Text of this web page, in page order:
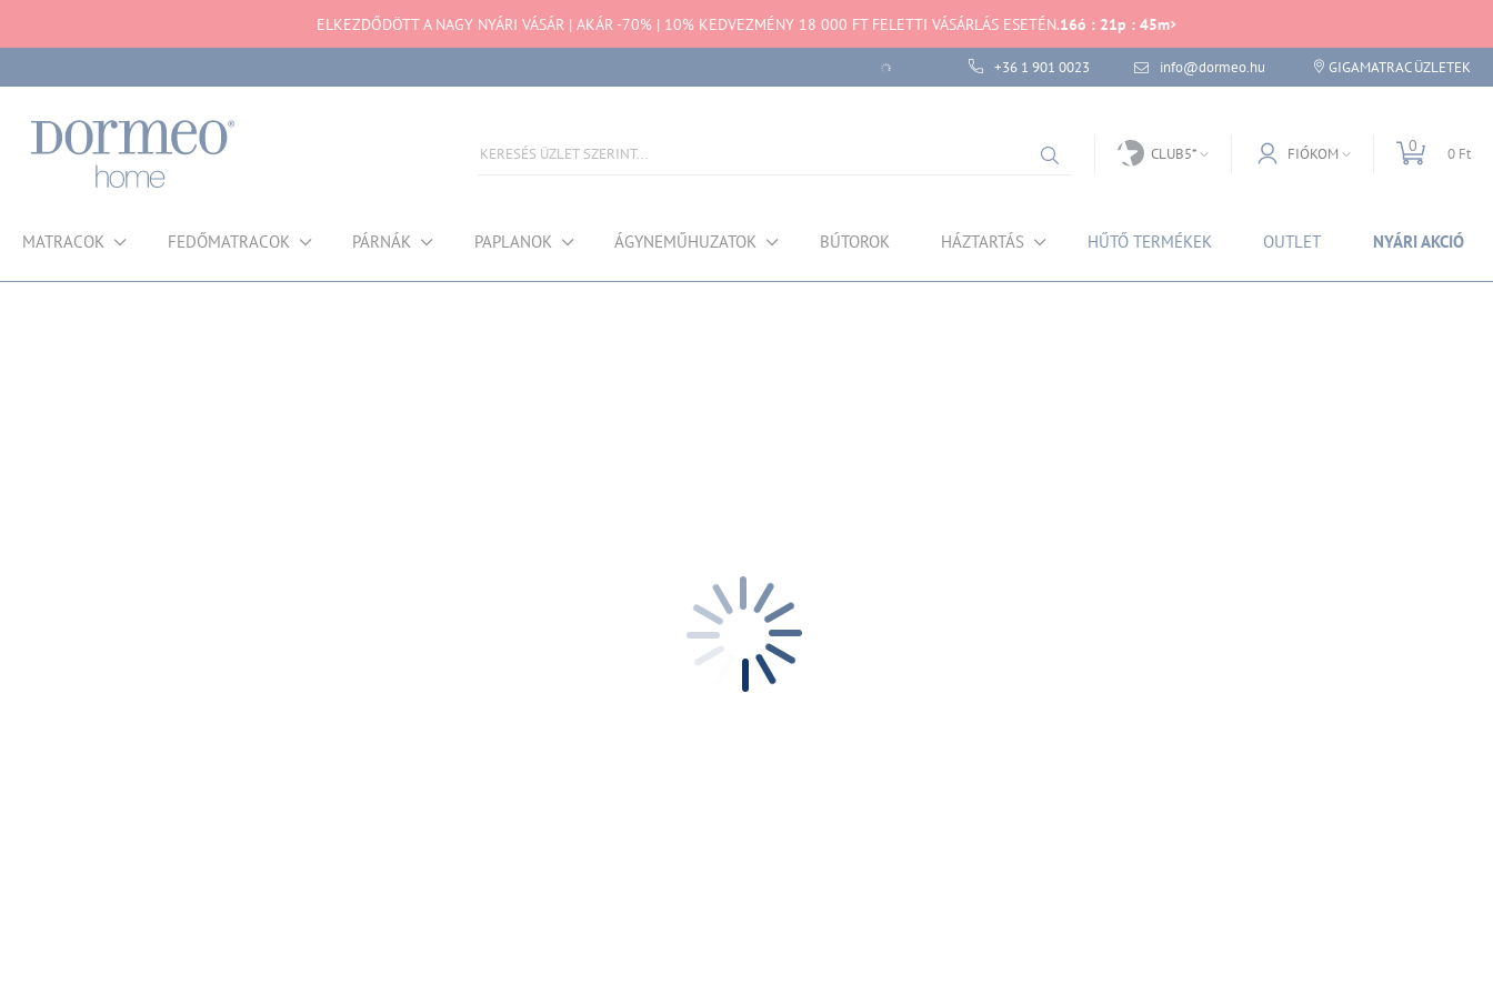
ELKEZDŐDÖTT A NAGY NYÁRI VÁSÁR | AKÁR -70% | 10% KEDVEZMÉNY 18 000 FT FELETTI VÁSÁRLÁS ESETÉN.16ó : 21p : 45m
+36 1 901 0023 info@dormeo.hu GIGAMATRAC ÜZLETEK
CLUB5* FIÓKOM 0 0 Ft
MATRACOK FEDŐMATRACOK PÁRNÁK PAPLANOK ÁGYNEMŰHUZATOK BÚTOROK HÁZTARTÁS HŰTŐ TERMÉKEK OUTLET NYÁRI AKCIÓ